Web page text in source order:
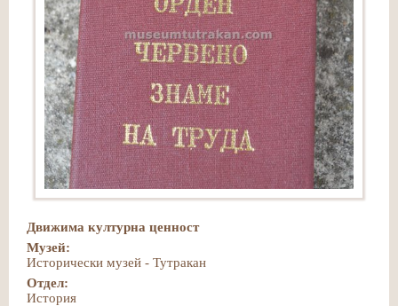
Движима културна ценност
Музей:
Исторически музей - Тутракан
Отдел:
История